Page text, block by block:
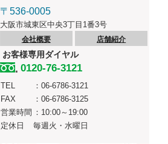
〒536-0005
大阪市城東区中央3丁目1番3号
会社概要 店舗紹介
お客様専用ダイヤル
0120-76-3121
TEL
：06-6786-3121
FAX
：06-6786-3125
営業時間 ：10:00～19:00
定休日
毎週火・水曜日